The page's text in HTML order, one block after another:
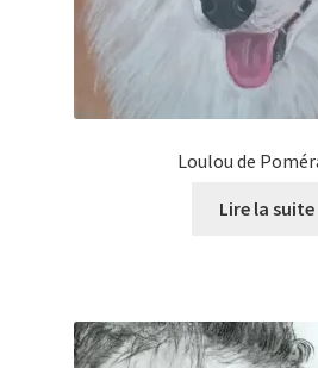
Loulou de
Lire la suite